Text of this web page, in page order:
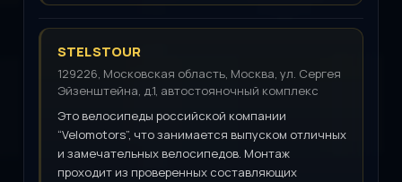
STELSTOUR
129226, Московская область, Москва, ул. Сергея
Эйзенштейна, д.1, автостояночный комплекс
Это велосипеды российской компании
“Velomotors”, что занимается выпуском отличных
и замечательных велосипедов. Монтаж
проходит из проверенных составляющих